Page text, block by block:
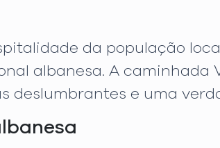
da população
albanesa. A caminhada
deslumbrantes e uma